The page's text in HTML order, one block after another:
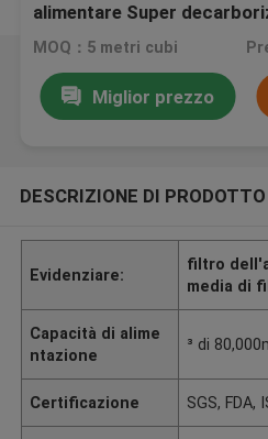
alimentare Super
MOQ：5 metri cubi
Miglior prezzo
DESCRIZIONE DI PRODOTTO
Evidenziare:
filtro
media di
Capacità di alime
ntazione
³ di
Certificazione SGS, FDA,